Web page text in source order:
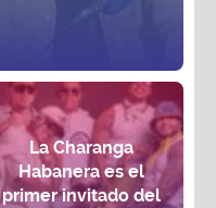
La Charanga
Habanera es el
primer invitado del